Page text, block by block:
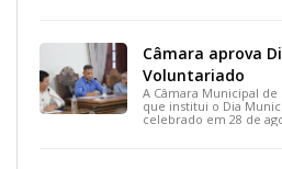
Câmara aprova
Voluntariado
A Câmara Municipal
que institui o Dia
celebrado em 28 de